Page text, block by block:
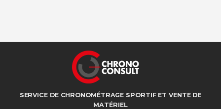
SERVICE DE CHRONOMÉTRAGE SPORTIF ET VENTE DE
MATÉRIEL